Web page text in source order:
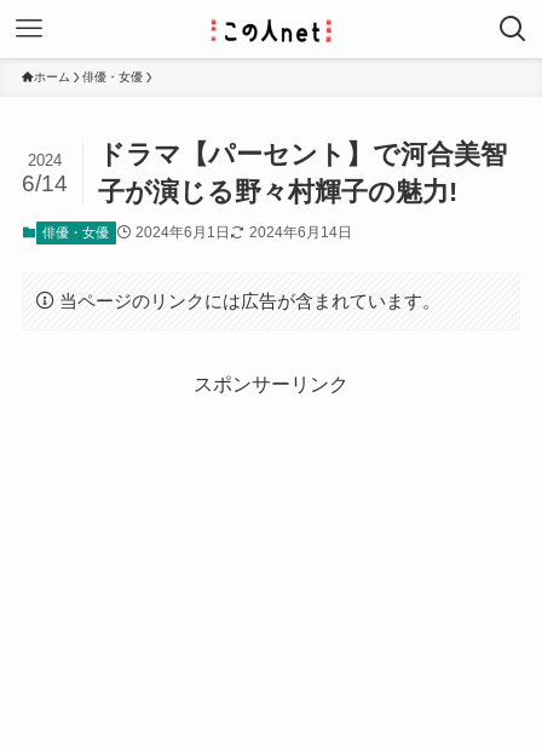
ホーム 俳優・女優
ドラマ【パーセント】で河合美智
子が演じる野々村輝子の魅力!
2024
6/14
俳優・女優 2024年6月1日 2024年6月14日
当ページのリンクには広告が含まれています。
スポンサーリンク